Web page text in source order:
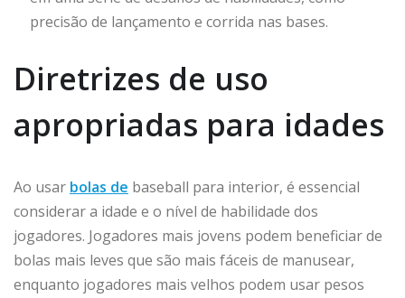
precisão de lançamento e corrida nas bases.
Diretrizes de uso
apropriadas para idades
Ao usar bolas de baseball para interior, é essencial
considerar a idade e o nível de habilidade dos
jogadores. Jogadores mais jovens podem beneficiar de
bolas mais leves que são mais fáceis de manusear,
enquanto jogadores mais velhos podem usar pesos